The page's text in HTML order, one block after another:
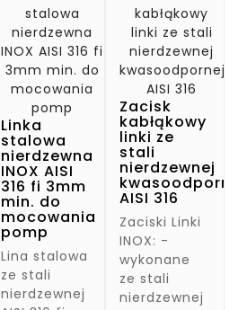
Linka
stalowa
nierdzewna
INOX AISI
316 fi 3mm
min. do
mocowania
pomp
Lina stalowa
ze stali
nierdzewnej
Zacisk
kabłąkowy
linki ze
stali
nierdzewnej
kwasoodpornej
AISI 316
Zaciski Linki
INOX: -
wykonane
ze stali
nierdzewnej